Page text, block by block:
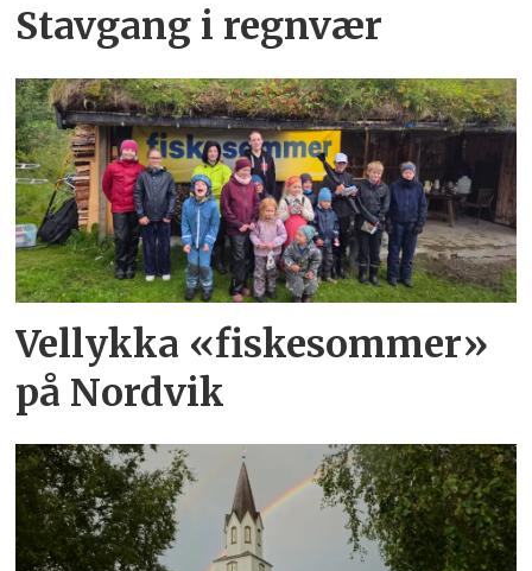
Stavgang i regnvær
Vellykka «fiskesommer»
på Nordvik